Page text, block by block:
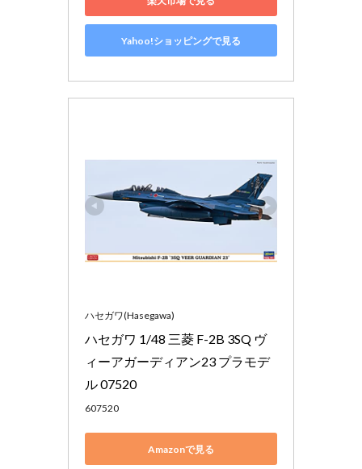
Yahoo!ショッピングで見る
ハセガワ(Hasegawa)
ハセガワ 1/48 三菱 F-2B 3SQ ヴ
ィーアガーディアン23 プラモデ
ル 07520
607520
Amazonで見る